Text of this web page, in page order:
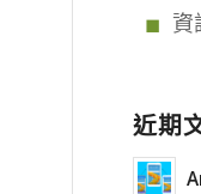
資
近期